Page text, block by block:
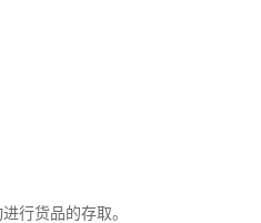
行货品的存取。